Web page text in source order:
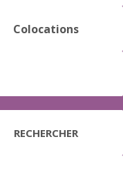
Colocations
RECHERCHER